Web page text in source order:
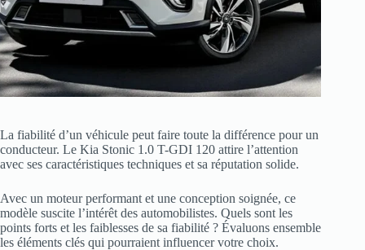
La fiabilité d’un véhicule peut faire toute la différence pour un
conducteur. Le Kia Stonic 1.0 T-GDI 120 attire l’attention
avec ses caractéristiques techniques et sa réputation solide.
Avec un moteur performant et une conception soignée, ce
modèle suscite l’intérêt des automobilistes. Quels sont les
points forts et les faiblesses de sa fiabilité ? Évaluons ensemble
les éléments clés qui pourraient influencer votre choix.